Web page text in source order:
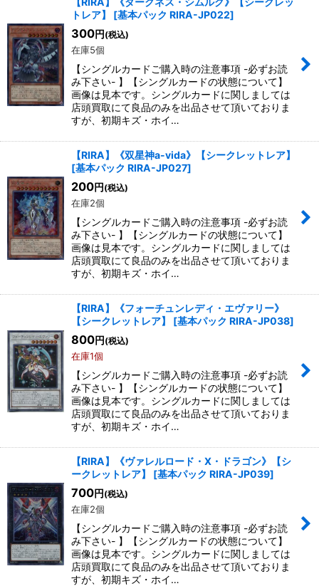
トレア】
[基本パック RIRA-JP022]
300円 (税込)
在庫5個
【シングルカードご購入時の注意事項 -必ずお読
み下さい- 】【シングルカードの状態について】
画像は見本です。シングルカードに関しましては
店頭買取にて良品のみを出品させて頂いておりま
すが、初期キズ・ホイ…
【RIRA】《双星神a-vida》【シークレットレア】
[基本パック RIRA-JP027]
200円 (税込)
在庫2個
【シングルカードご購入時の注意事項 -必ずお読
み下さい- 】【シングルカードの状態について】
画像は見本です。シングルカードに関しましては
店頭買取にて良品のみを出品させて頂いておりま
すが、初期キズ・ホイ…
【RIRA】《フォーチュンレディ・エヴァリー》
【シークレットレア】
[基本パック RIRA-JP038]
800円 (税込)
在庫1個
【シングルカードご購入時の注意事項 -必ずお読
み下さい- 】【シングルカードの状態について】
画像は見本です。シングルカードに関しましては
店頭買取にて良品のみを出品させて頂いておりま
すが、初期キズ・ホイ…
【RIRA】《ヴァレルロード・X・ドラゴン》【シ
ークレットレア】
[基本パック RIRA-JP039]
700円 (税込)
在庫2個
【シングルカードご購入時の注意事項 -必ずお読
み下さい- 】【シングルカードの状態について】
画像は見本です。シングルカードに関しましては
店頭買取にて良品のみを出品させて頂いておりま
すが、初期キズ・ホイ…